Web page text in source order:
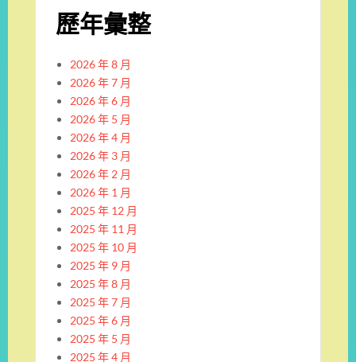
歷年彙整
2026 年 8 月
2026 年 7 月
2026 年 6 月
2026 年 5 月
2026 年 4 月
2026 年 3 月
2026 年 2 月
2026 年 1 月
2025 年 12 月
2025 年 11 月
2025 年 10 月
2025 年 9 月
2025 年 8 月
2025 年 7 月
2025 年 6 月
2025 年 5 月
2025 年 4 月